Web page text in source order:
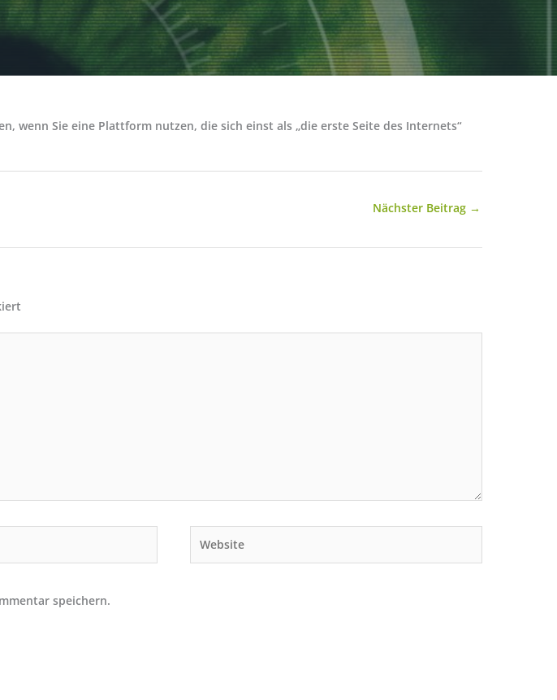
wenn Sie eine Plattform nutzen, die sich einst als „die erste Seite des Internets“
Nächster Beitrag →
speichern.